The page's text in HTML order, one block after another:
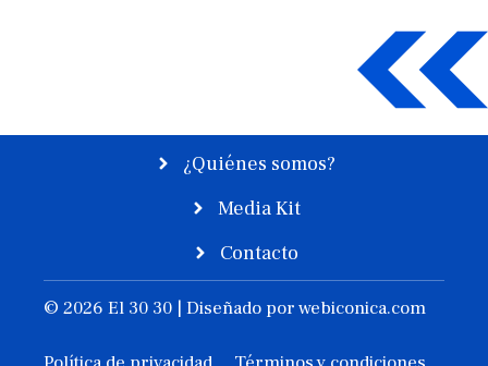
¿Quiénes somos?
Media Kit
Contacto
© 2026 El 30 30 | Diseñado porwebiconica.com